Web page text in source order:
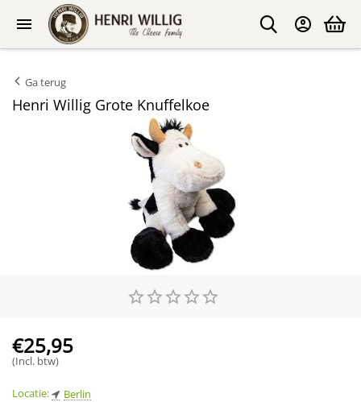
Ga terug
Henri Willig Grote Knuffelkoe
€25,95
(Incl. btw)
Locatie: Berlin